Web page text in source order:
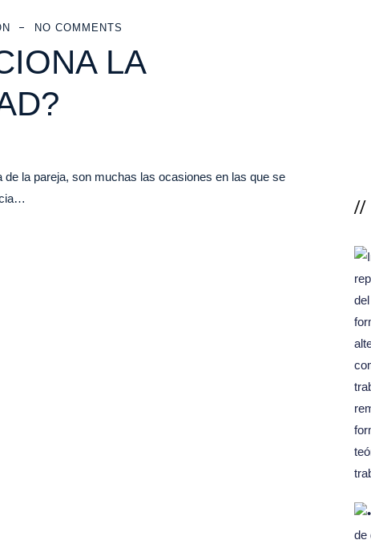
NO COMMENTS
LA
la pareja, son muchas las ocasiones en las que se